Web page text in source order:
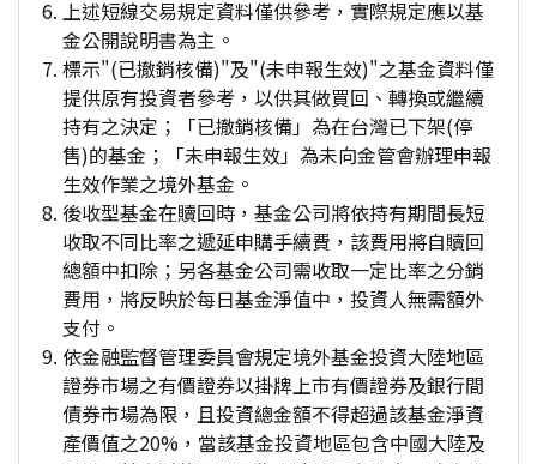
上述短線交易規定資料僅供參考，實際規定應以基
金公開說明書為主。
標示"(已撤銷核備)"及"(未申報生效)"之基金資料僅
提供原有投資者參考，以供其做買回、轉換或繼續
持有之決定；「已撤銷核備」為在台灣已下架(停
售)的基金；「未申報生效」為未向金管會辦理申報
生效作業之境外基金。
後收型基金在贖回時，基金公司將依持有期間長短
收取不同比率之遞延申購手續費，該費用將自贖回
總額中扣除；另各基金公司需收取一定比率之分銷
費用，將反映於每日基金淨值中，投資人無需額外
支付。
依金融監督管理委員會規定境外基金投資大陸地區
證券市場之有價證券以掛牌上市有價證券及銀行間
債券市場為限，且投資總金額不得超過該基金淨資
產價值之20%，當該基金投資地區包含中國大陸及